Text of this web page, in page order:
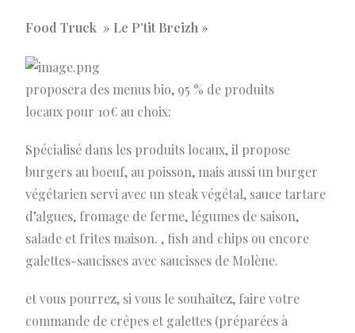
Food Truck » Le P’tit Breizh »
proposera des menus bio, 95 % de produits
locaux pour 10€ au choix:
Spécialisé dans les produits locaux, il propose
burgers au boeuf, au poisson, mais aussi un burger
végétarien servi avec un steak végétal, sauce tartare
d’algues, fromage de ferme, légumes de saison,
salade et frites maison. , fish and chips ou encore
galettes-saucisses avec saucisses de Molène.
et vous pourrez, si vous le souhaitez, faire votre
commande de crêpes et galettes (préparées à